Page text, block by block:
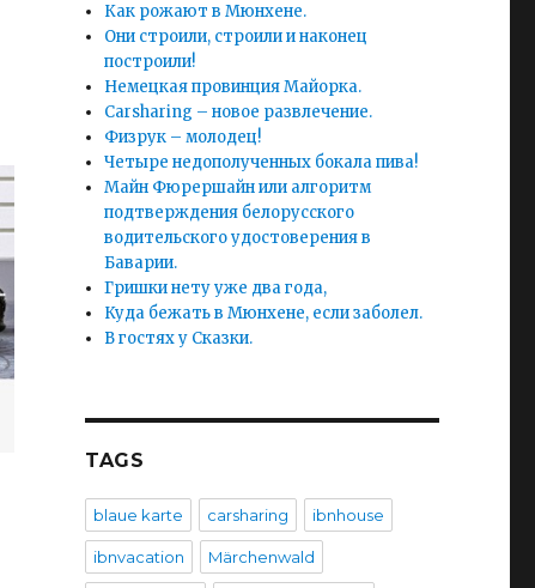
Как рожают в Мюнхене.
Они строили, строили и наконец
построили!
Немецкая провинция Майорка.
Carsharing – новое развлечение.
Физрук – молодец!
Четыре недополученных бокала пива!
Майн Фюрершайн или алгоритм
подтверждения белорусского
водительского удостоверения в
Баварии.
Гришки нету уже два года,
Куда бежать в Мюнхене, если заболел.
В гостях у Сказки.
TAGS
blaue karte carsharing ibnhouse
ibnvacation Märchenwald